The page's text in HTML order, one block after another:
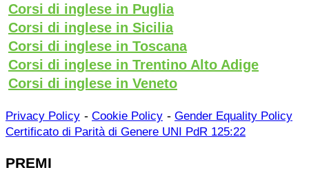
Corsi di inglese in Puglia
Corsi di inglese in Sicilia
Corsi di inglese in Toscana
Corsi di inglese in Trentino Alto Adige
Corsi di inglese in Veneto
Privacy Policy - Cookie Policy - Gender Equality Policy
Certificato di Parità di Genere UNI PdR 125:22
PREMI